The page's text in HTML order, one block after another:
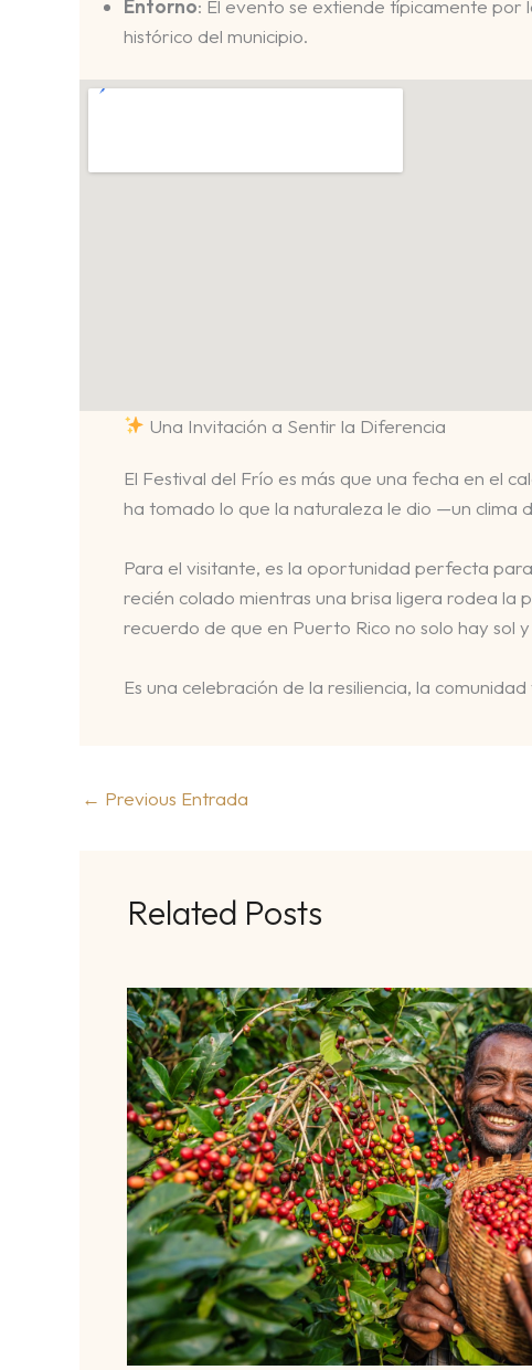
Entorno: El evento se extiende típicamente por
histórico del municipio.
Una Invitación a Sentir la Diferencia
El Festival del Frío es más que una fecha en el
ha tomado lo que la naturaleza le dio —un
Para el visitante, es la oportunidad perfecta para
recién colado mientras una brisa ligera rodea la
recuerdo de que en Puerto Rico no solo hay sol
Es una celebración de la resiliencia, la
← Previous Entrada
Related Posts